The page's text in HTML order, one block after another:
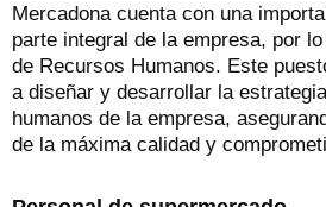
Mercadona cuenta con una
parte integral de la empresa, por
de Recursos Humanos. Este
a diseñar y desarrollar la
humanos de la empresa,
de la máxima calidad y